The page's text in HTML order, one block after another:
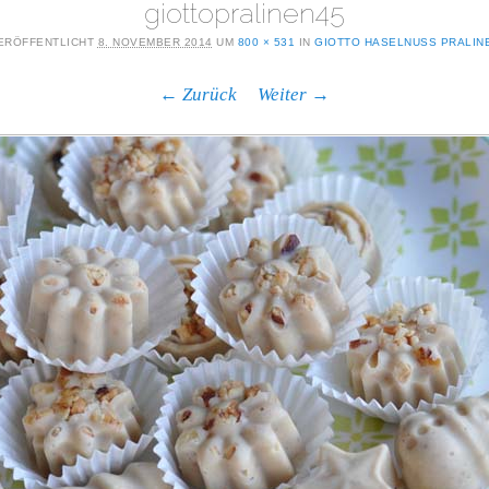
giottopralinen45
8. NOVEMBER 2014 UM 800 × 531 INGIOTTO HASELNUSS
← Zurück Weiter →